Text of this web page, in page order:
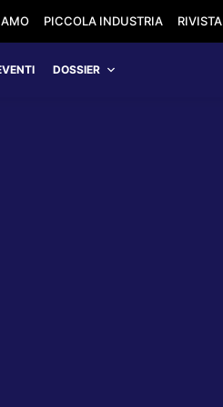
PICCOLA INDUSTRIA RIVISTA
DOSSIER